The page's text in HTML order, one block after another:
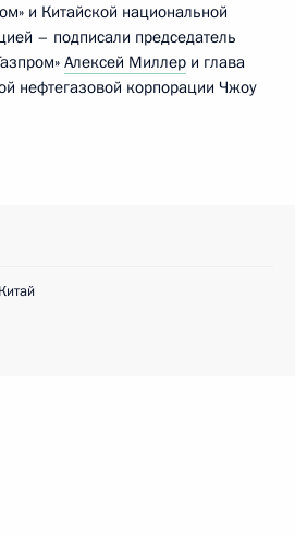
и Китайской национальной
– подписали председатель
Алексей Миллер и глава
нефтегазовой корпорации Чжоу